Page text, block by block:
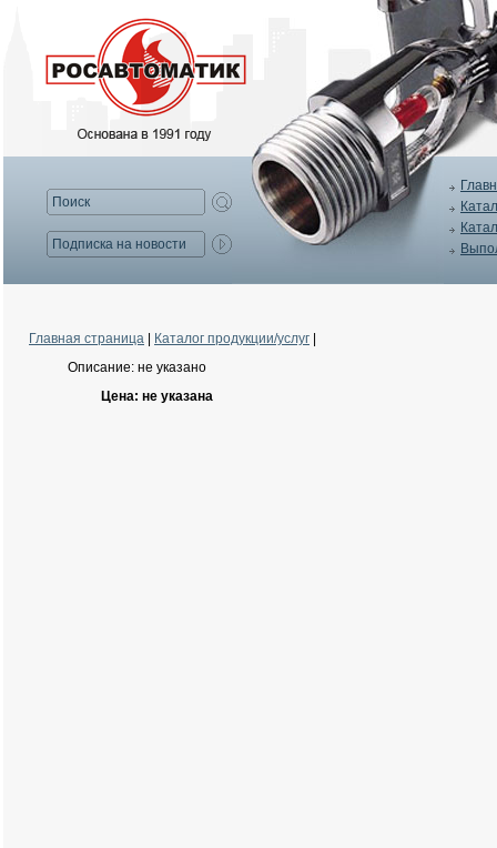
Главная страница Каталог продукции/услуг
Описание: не указано
Цена: не указана